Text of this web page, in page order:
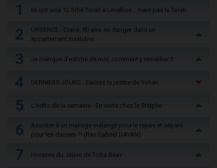
1 Ils ont volé 12 Sifré Torah à Levallois… mais pas la Torah
2
URGENCE - Diane, 80 ans, en danger dans un
appartement insalubre
3 Je manque d'estime de moi, comment y remédier ?
4 DERNIERS JOURS : Sauvez la jambe de Yohan
5 L'édito de la semaine - En visite chez le Steipler
6
Assister à un mariage mélangé pour le repas et séparé
pour les danses ?! (Rav Gabriel DAYAN)
7 Horaires du Jeûne de Ticha Béav